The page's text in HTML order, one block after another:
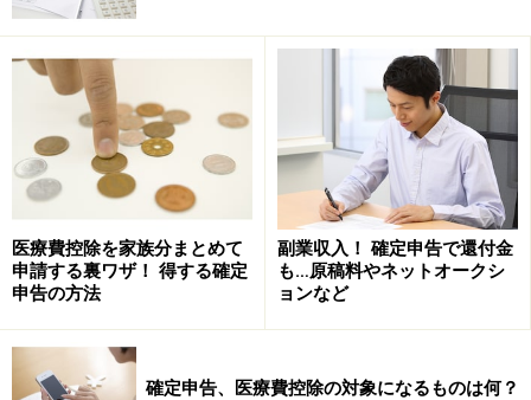
医療費控除を家族分まとめて
申請する裏ワザ！ 得する確定
申告の方法
副業収入！ 確定申告で還付金
も…原稿料やネットオークシ
ョンなど
確定申告、医療費控除の対象になるものは何？